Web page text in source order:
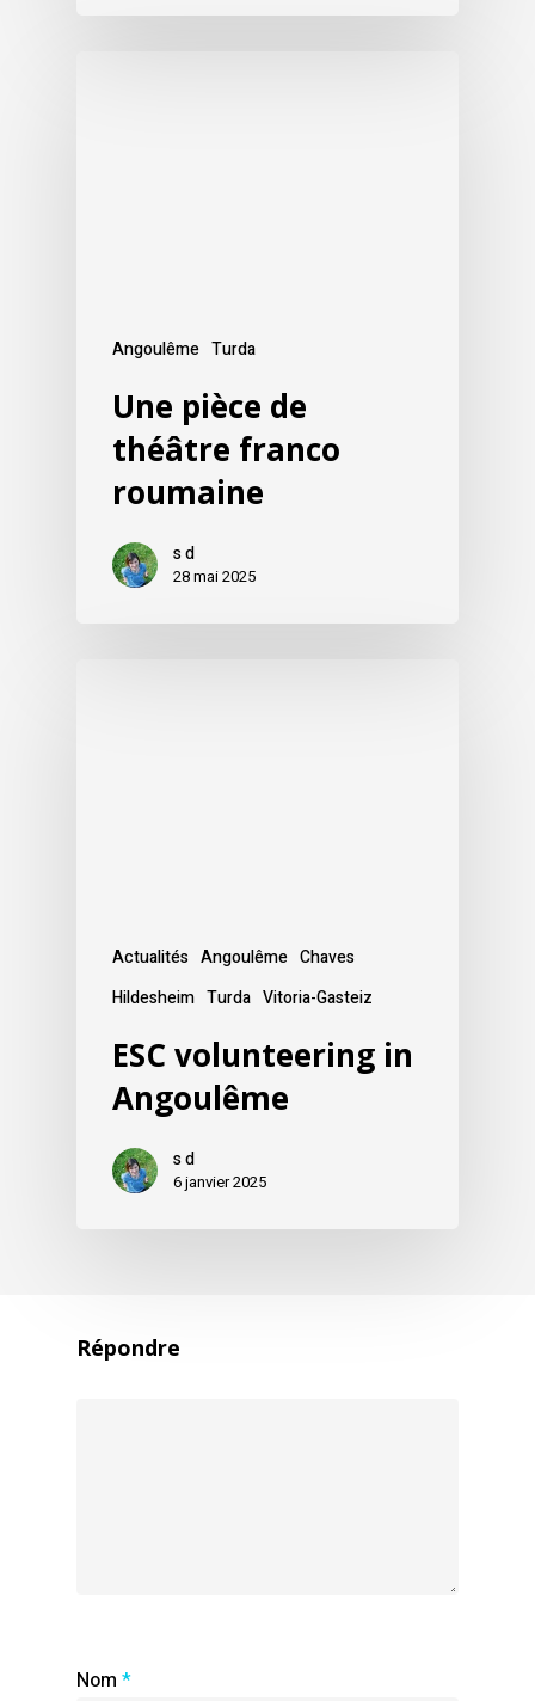
Angoulême Turda
Une pièce de
théâtre franco
roumaine
s d
28 mai 2025
Actualités Angoulême Chaves
Hildesheim Turda Vitoria-Gasteiz
ESC volunteering in
Angoulême
s d
6 janvier 2025
Répondre
Nom *